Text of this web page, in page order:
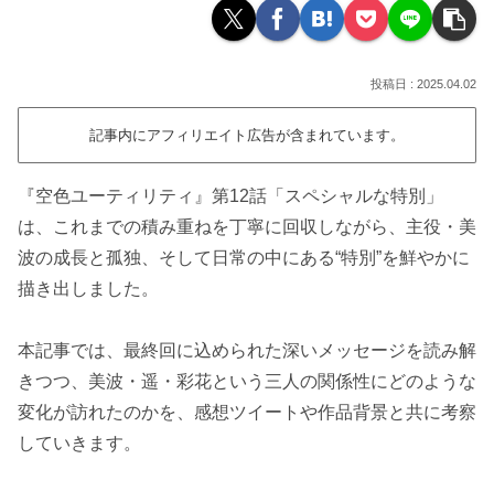
2025.04.02
記事内にアフィリエイト広告が含まれています。
『空色ユーティリティ』第12話「スペシャルな特別」
は、これまでの積み重ねを丁寧に回収しながら、主役・美
波の成長と孤独、そして日常の中にある“特別”を鮮やかに
描き出しました。
本記事では、最終回に込められた深いメッセージを読み解
きつつ、美波・遥・彩花という三人の関係性にどのような
変化が訪れたのかを、感想ツイートや作品背景と共に考察
していきます。